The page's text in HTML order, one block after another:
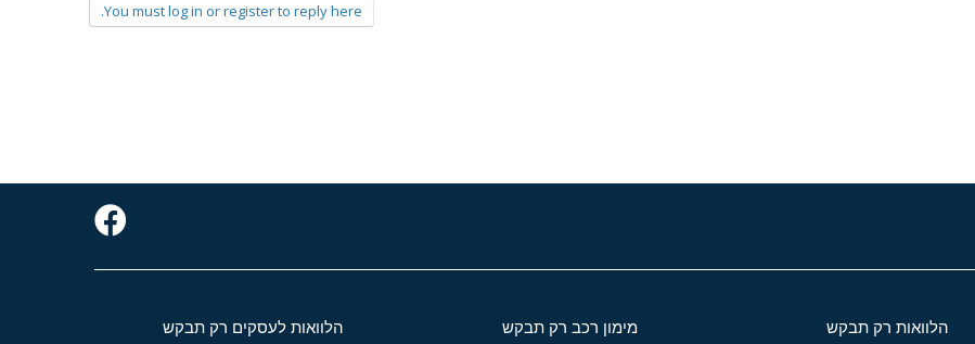
You must log in or register to reply here.
הלוואות רק תבקש מימון רכב רק תבקש הלוואות לעסקים רק תבקש